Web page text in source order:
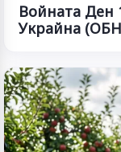
Войната Ден
Украйна